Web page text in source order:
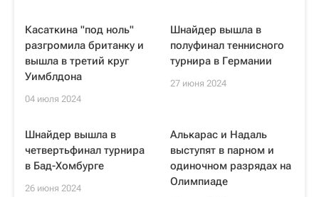
Касаткина "под ноль"
разгромила британку и
вышла в третий круг
Уимблдона
04 июля 2024
Шнайдер вышла в
полуфинал теннисного
турнира в Германии
27 июня 2024
Шнайдер вышла в
четвертьфинал турнира
в Бад-Хомбурге
26 июня 2024
Алькарас и Надаль
выступят в парном и
одиночном разрядах на
Олимпиаде